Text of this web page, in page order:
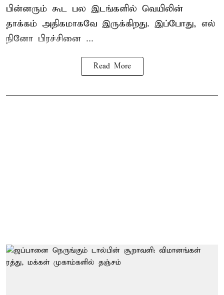
பின்னரும் கூட பல இடங்களில் வெயிலின்
தாக்கம் அதிகமாகவே இருக்கிறது. இப்போது, எல்
நினோ பிரச்சினை ...
Read More